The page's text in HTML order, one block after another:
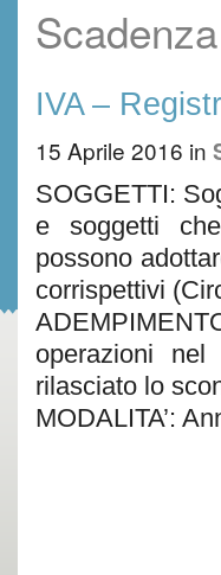
IVA –
15 Aprile 2016 in
SOGGETTI:
e soggetti
possono
corrispettivi
operazioni
rilasciato lo
MODALITA’: